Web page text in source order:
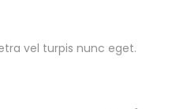
vel turpis nunc eget.